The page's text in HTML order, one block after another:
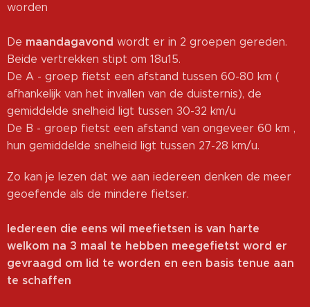
worden
De maandagavond wordt er in 2 groepen gereden.
Beide vertrekken stipt om 18u15.
De A - groep fietst een afstand tussen 60-80 km (
afhankelijk van het invallen van de duisternis), de
gemiddelde snelheid ligt tussen 30-32 km/u
De B - groep fietst een afstand van ongeveer 60 km ,
hun gemiddelde snelheid ligt tussen 27-28 km/u.
Zo kan je lezen dat we aan iedereen denken de meer
geoefende als de mindere fietser.
Iedereen die eens wil meefietsen is van harte
welkom na 3 maal te hebben meegefietst word er
gevraagd om lid te worden en een basis tenue aan
te schaffen